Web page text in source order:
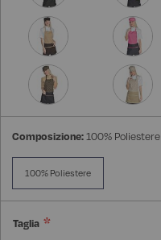
Composizione:100% Poliestere
100% Poliestere
Taglia